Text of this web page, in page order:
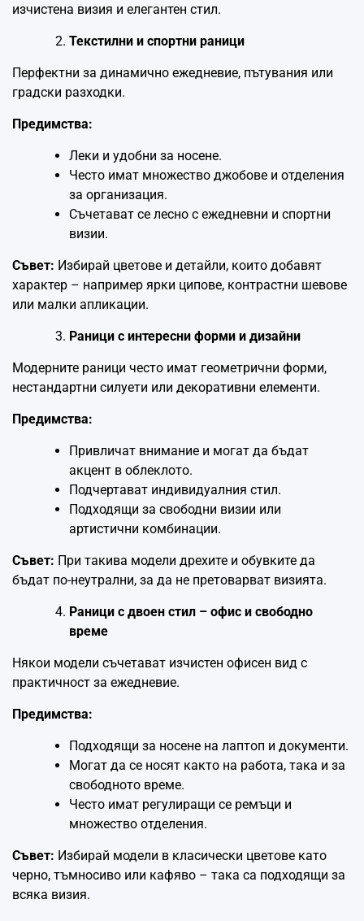
изчистена визия и елегантен стил.
Текстилни и спортни раници
Перфектни за динамично ежедневие, пътувания или
градски разходки.
Предимства:
Леки и удобни за носене.
Често имат множество джобове и отделения
за организация.
Съчетават се лесно с ежедневни и спортни
визии.
Съвет: Избирай цветове и детайли, които добавят
характер – например ярки ципове, контрастни шевове
или малки апликации.
Раници с интересни форми и дизайни
Модерните раници често имат геометрични форми,
нестандартни силуети или декоративни елементи.
Предимства:
Привличат внимание и могат да бъдат
акцент в облеклото.
Подчертават индивидуалния стил.
Подходящи за свободни визии или
артистични комбинации.
Съвет: При такива модели дрехите и обувките да
бъдат по-неутрални, за да не претоварват визията.
Раници с двоен стил – офис и свободно
време
Някои модели съчетават изчистен офисен вид с
практичност за ежедневие.
Предимства:
Подходящи за носене на лаптоп и документи.
Могат да се носят както на работа, така и за
свободното време.
Често имат регулиращи се ремъци и
множество отделения.
Съвет: Избирай модели в класически цветове като
черно, тъмносиво или кафяво – така са подходящи за
всяка визия.